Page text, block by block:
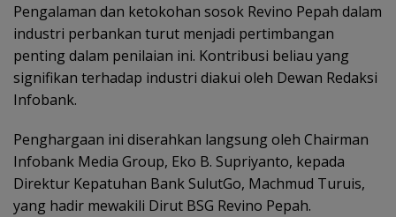
Pengalaman dan ketokohan sosok Revino Pepah dalam
industri perbankan turut menjadi pertimbangan
penting dalam penilaian ini. Kontribusi beliau yang
signifikan terhadap industri diakui oleh Dewan Redaksi
Infobank.
Penghargaan ini diserahkan langsung oleh Chairman
Infobank Media Group, Eko B. Supriyanto, kepada
Direktur Kepatuhan Bank SulutGo, Machmud Turuis,
yang hadir mewakili Dirut BSG Revino Pepah.